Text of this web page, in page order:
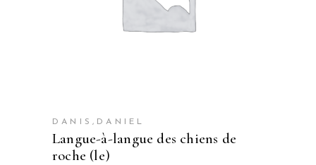
DANIS,DANIEL
langue-à-langue des chiens de
roche (le)